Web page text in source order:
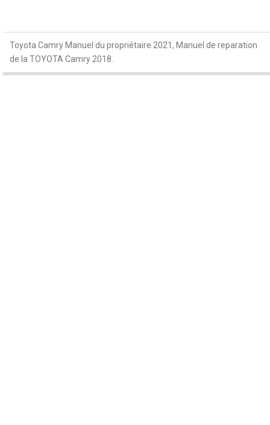
Toyota Camry Manuel du propriétaire 2021, Manuel de reparation
de la TOYOTA Camry 2018.